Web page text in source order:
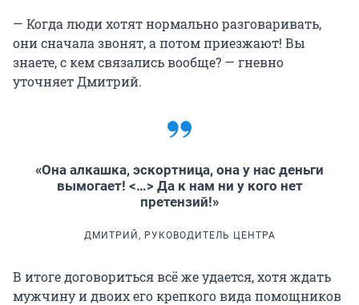
— Когда люди хотят нормально разговаривать,
они сначала звонят, а потом приезжают! Вы
знаете, с кем связались вообще? — гневно
уточняет Дмитрий.
«Она алкашка, эскортница, она у нас деньги
вымогает! <…> Да к нам ни у кого нет
претензий!»
ДМИТРИЙ, РУКОВОДИТЕЛЬ ЦЕНТРА
В итоге договориться всё же удается, хотя ждать
мужчину и двоих его крепкого вида помощников